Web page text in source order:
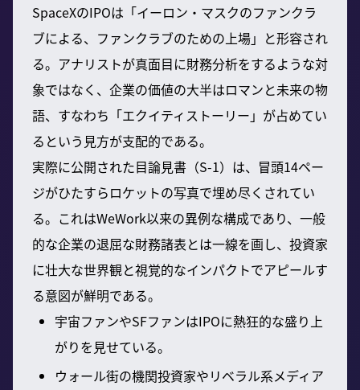
SpaceXのIPOは「イーロン・マスクのファンクラ
ブによる、ファンクラブのための上場」と形容され
る。アナリストが真面目に財務分析をするような対
象ではなく、企業の価値の大半はロマンと未来の物
語、すなわち「エクイティストーリー」が占めてい
るという見方が支配的である。
実際に公開された目論見書（S-1）は、冒頭14ペー
ジがひたすらロケットの写真で埋め尽くされてい
る。これはWeWork以来の異例な構成であり、一般
的な企業の退屈な財務諸表とは一線を画し、投資家
に壮大な世界観と視覚的なインパクトでアピールす
る意図が鮮明である。
宇宙ファンやSFファンはIPOに熱狂的な盛り上
がりを見せている。
ウォール街の機関投資家やリベラル系メディア